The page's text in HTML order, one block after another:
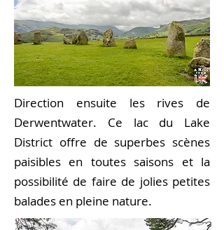
Direction ensuite les rives de
Derwentwater. Ce lac du Lake
District offre de superbes scènes
paisibles en toutes saisons et la
possibilité de faire de jolies petites
balades en pleine nature.